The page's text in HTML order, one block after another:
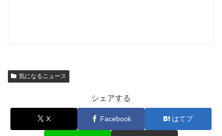
気になるニュース
シェアする
X Facebook はてブ